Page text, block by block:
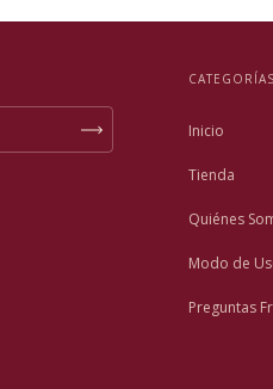
CATEGORÍAS
Inicio
Tienda
Quiénes
Modo de
Preguntas